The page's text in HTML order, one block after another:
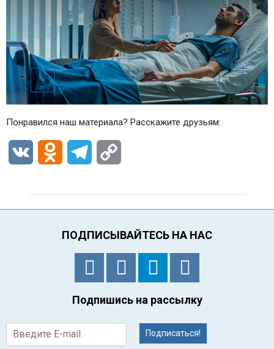
Понравился наш материала? Расскажите друзьям:
VK Odnoklassniki
Telegram
ПОДПИСЫВАЙТЕСЬ НА НАС
Подпишись на рассылку
Подписаться!